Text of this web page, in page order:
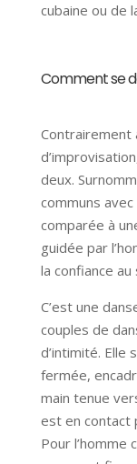
cubaine ou de
Comment se
Contrairement
deux.
communs
comparée à
guidée par
la confiance au
C’est une
couples de
d’intimité. Elle
fermée,
main tenue
est en contact
Pour l’homme